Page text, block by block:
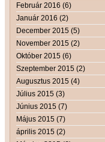
Február 2016 (6)
Január 2016 (2)
December 2015 (5)
November 2015 (2)
Október 2015 (6)
Szeptember 2015 (2)
Augusztus 2015 (4)
Július 2015 (3)
Június 2015 (7)
Május 2015 (7)
április 2015 (2)